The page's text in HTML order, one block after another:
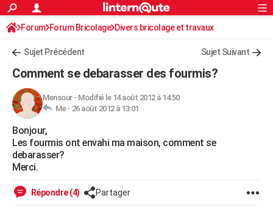
ACTUALITÉS
Politique
Société
Faits Divers
Education
Monde
Villes
+
FINANCE
Retraite
Impôts
Epargne
Immobilier
Risques naturels par ville
Banque
Assurance
Crédit
AUTO
Essais
Réserver un essai
Citadines
Berlines
SUV
Forum auto
+HIGH-TECH
Mobiles
Meilleur smartphone
Internet
Ordinateurs
Jeux vidéo
Guide high-tech
+BRICOLAGE
Forum
Aménagement intérieur
Extérieur
Cuisine
Salle de bains
Jardinage
Rangement
WEEK-END
Rechercher
S'inscrire
Connexion
Forum Forum Bricolage Divers bricolage et travaux
Sujet Précédent Sujet Suivant
Comment se debarasser des fourmis?
Mensour- Modifié le 14 août 2012 à 14:50
Me - 26 août 2012 à 13:01
Bonjour,
Les fourmis ont envahi ma maison, comment se
debarasser?
Merci.
Répondre (4) Partager